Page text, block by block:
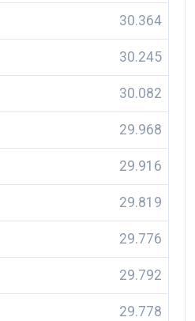
30.364
30.245
30.082
29.968
29.916
29.819
29.776
29.792
29.778